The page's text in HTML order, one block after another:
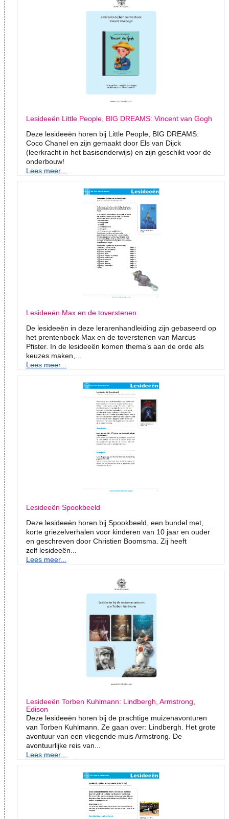
Lesideeën Little People, BIG DREAMS: Vincent van Gogh
Deze lesideeën horen bij Little People, BIG DREAMS:
Coco Chanel en zijn gemaakt door Els van Dijck
(leerkracht in het basisonderwijs) en zijn geschikt voor de
onderbouw!
Lees meer...
Lesideeën Max en de toverstenen
De lesideeën in deze lerarenhandleiding zijn gebaseerd op
het prentenboek Max en de toverstenen van Marcus
Pfister. In de lesideeën komen thema’s aan de orde als
keuzes maken,...
Lees meer...
Lesideeën Spookbeeld
Deze lesideeën horen bij Spookbeeld, een bundel met,
korte griezelverhalen voor kinderen van 10 jaar en ouder
en geschreven door Christien Boomsma. Zij heeft
zelf lesideeën...
Lees meer...
Lesideeën Torben Kuhlmann: Lindbergh, Armstrong,
Edison
Deze lesideeën horen bij de prachtige muizenavonturen
van Torben Kuhlmann. Ze gaan over: Lindbergh. Het grote
avontuur van een vliegende muis Armstrong. De
avontuurlijke reis van...
Lees meer...